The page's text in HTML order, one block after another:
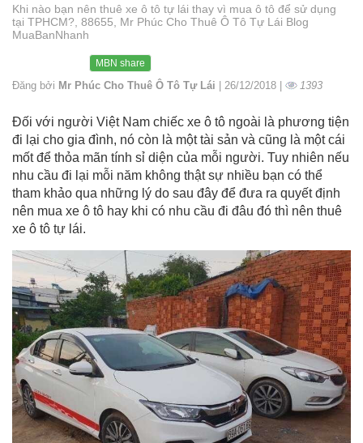
Khi nào bạn nên thuê xe ô tô tự lái thay vì mua ô tô để sử dụng
tại TPHCM?, 88655, Mr Phúc Cho Thuê Ô Tô Tự Lái Blog
MuaBanNhanh
MBN share
Đăng bởi Mr Phúc Cho Thuê Ô Tô Tự Lái | 26/12/2018 | 1393
Đối với người Việt Nam chiếc xe ô tô ngoài là phương tiện
đi lại cho gia đình, nó còn là một tài sản và cũng là một cái
mốt để thỏa mãn tính sỉ diện của mỗi người. Tuy nhiên nếu
nhu cầu đi lại mỗi năm không thật sự nhiều bạn có thể
tham khảo qua những lý do sau đây để đưa ra quyết định
nên mua xe ô tô hay khi có nhu cầu đi đâu đó thì nên thuê
xe ô tô tự lái.